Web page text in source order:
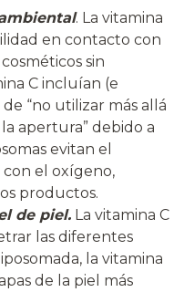
. La vitamina
en contacto con
sin
C incluían (e
“no utilizar más allá
apertura” debido a
evitan el
el oxígeno,
productos.
de piel. La vitamina C
las diferentes
la vitamina
de la piel más